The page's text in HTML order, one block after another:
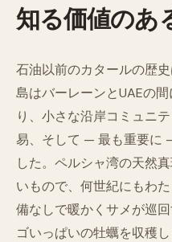
知る価値のあ
石油以前のカタールの歴
島はバーレーンとUAEの
り、小さな沿岸コミュニ
易、そして — 最も重要に
した。ペルシャ湾の天然
いもので、何世紀にもわ
備なしで暖かくサメが巡
ゴいっぱいの牡蠣を収穫